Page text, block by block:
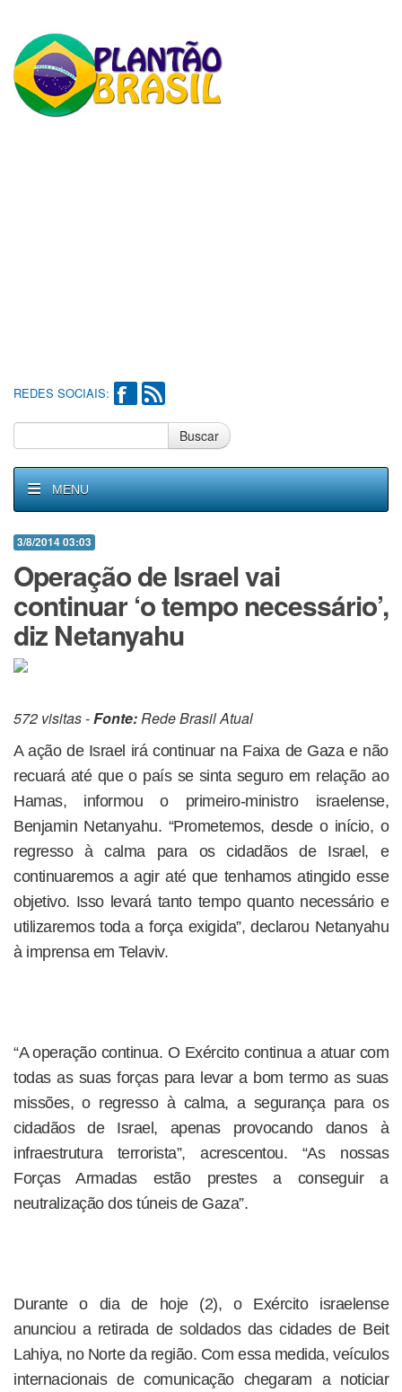
REDES SOCIAIS:
Buscar
MENU
3/8/2014 03:03
Operação de Israel vai
continuar ‘o tempo necessário’,
diz Netanyahu
572 visitas -Fonte:Rede Brasil Atual
A ação de Israel irá continuar na Faixa de Gaza e não
recuará até que o país se sinta seguro em relação ao
Hamas, informou o primeiro-ministro israelense,
Benjamin Netanyahu. “Prometemos, desde o início, o
regresso à calma para os cidadãos de Israel, e
continuaremos a agir até que tenhamos atingido esse
objetivo. Isso levará tanto tempo quanto necessário e
utilizaremos toda a força exigida”, declarou Netanyahu
à imprensa em Telaviv.
“A operação continua. O Exército continua a atuar com
todas as suas forças para levar a bom termo as suas
missões, o regresso à calma, a segurança para os
cidadãos de Israel, apenas provocando danos à
infraestrutura terrorista”, acrescentou. “As nossas
Forças Armadas estão prestes a conseguir a
neutralização dos túneis de Gaza”.
Durante o dia de hoje (2), o Exército israelense
anunciou a retirada de soldados das cidades de Beit
Lahiya, no Norte da região. Com essa medida, veículos
internacionais de comunicação chegaram a noticiar